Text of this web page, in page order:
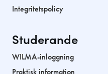
Integritetspolicy
Studerande
WILMA-inloggning